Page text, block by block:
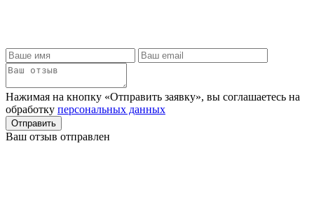
Нажимая на кнопку «Отправить заявку», вы соглашаетесь на
обработку персональных данных
Отправить
Ваш отзыв отправлен